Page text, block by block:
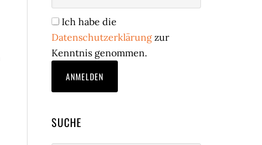
Ich habe die
Datenschutzerklärung zur
Kenntnis genommen.
SUCHE